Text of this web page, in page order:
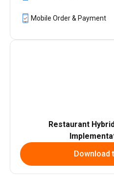
Mobile Order & Payment
Restaurant
Download